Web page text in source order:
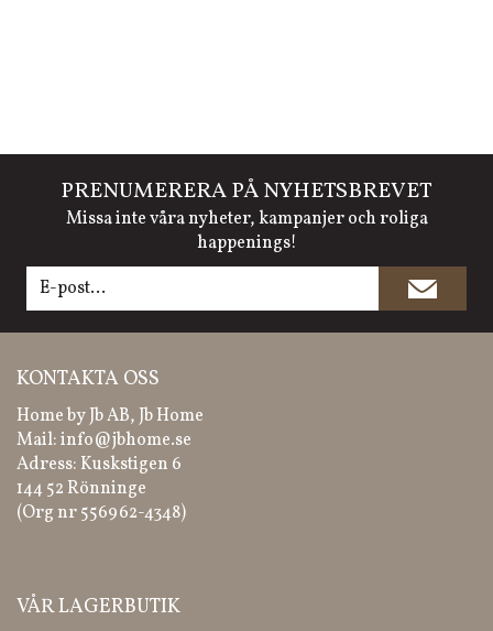
PRENUMERERA PÅ NYHETSBREVET
Missa inte våra nyheter, kampanjer och roliga
happenings!
KONTAKTA OSS
Home by Jb AB, Jb Home
Mail:info@jbhome.se
Adress: Kuskstigen 6
144 52 Rönninge
(Org nr 556962-4348)
VÅR LAGERBUTIK